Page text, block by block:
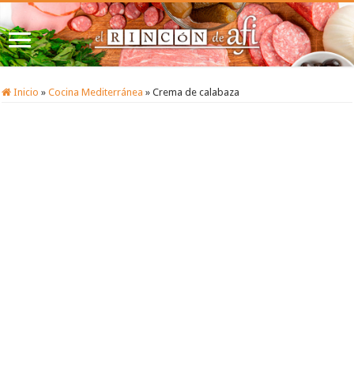
Inicio » Cocina Mediterránea » Crema de calabaza